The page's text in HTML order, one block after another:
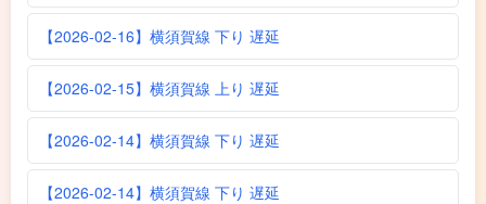
【2026-02-16】横須賀線 下り 遅延
【2026-02-15】横須賀線 上り 遅延
【2026-02-14】横須賀線 下り 遅延
【2026-02-14】横須賀線 下り 遅延